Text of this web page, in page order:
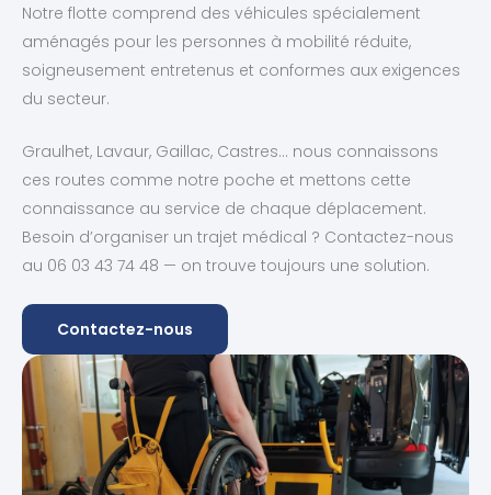
Notre flotte comprend des véhicules spécialement
aménagés pour les personnes à mobilité réduite,
soigneusement entretenus et conformes aux exigences
du secteur.
Graulhet, Lavaur, Gaillac, Castres… nous connaissons
ces routes comme notre poche et mettons cette
connaissance au service de chaque déplacement.
Besoin d’organiser un trajet médical ? Contactez-nous
au 06 03 43 74 48 — on trouve toujours une solution.
Contactez-nous